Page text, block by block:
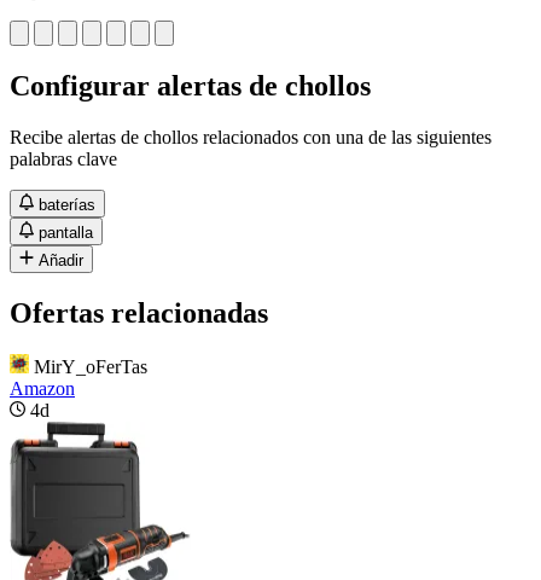
Configurar alertas de chollos
Recibe alertas de chollos relacionados con una de las siguientes
palabras clave
baterías
pantalla
Añadir
Ofertas relacionadas
MirY_oFerTas
Amazon
4d